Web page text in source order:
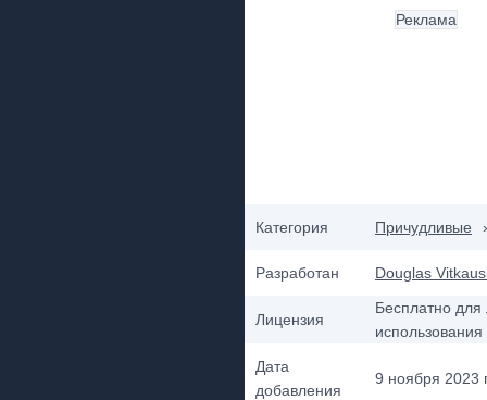
Категория Причудливые ›
Разработан Douglas
Лицензия
Бесплатно для
использования
Дата
добавления
9 ноября 2023
Реклама